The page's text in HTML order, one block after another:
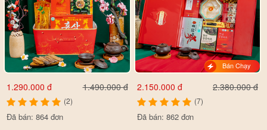
1.290.000 đ 1.490.000 đ
(2)
Đã bán: 864 đơn
Bán Chạy
2.150.000 đ 2.380.000 đ
(7)
Đã bán: 862 đơn